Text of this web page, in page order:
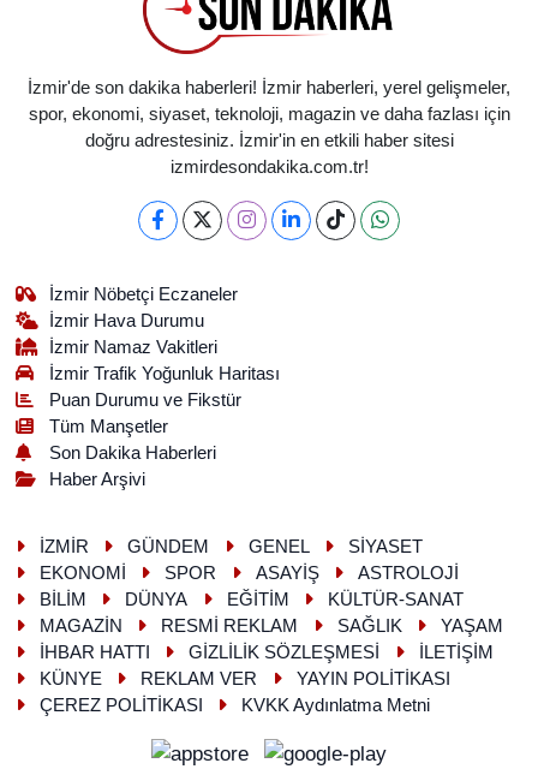
İzmir'de son dakika haberleri! İzmir haberleri, yerel gelişmeler,
spor, ekonomi, siyaset, teknoloji, magazin ve daha fazlası için
doğru adrestesiniz. İzmir'in en etkili haber sitesi
izmirdesondakika.com.tr!
İzmir Nöbetçi Eczaneler
İzmir Hava Durumu
İzmir Namaz Vakitleri
İzmir Trafik Yoğunluk Haritası
Puan Durumu ve Fikstür
Tüm Manşetler
Son Dakika Haberleri
Haber Arşivi
İZMİR GÜNDEM GENEL
SİYASET
EKONOMİ
SPOR ASAYİŞ
ASTROLOJİ
BİLİM
DÜNYA EĞİTİM
KÜLTÜR-SANAT
MAGAZİN
RESMİ REKLAM SAĞLIK
YAŞAM
İHBAR HATTI
GİZLİLİK SÖZLEŞMESİ
İLETİŞİM
KÜNYE
REKLAM VER
YAYIN POLİTİKASI
ÇEREZ POLİTİKASI
KVKK Aydınlatma Metni